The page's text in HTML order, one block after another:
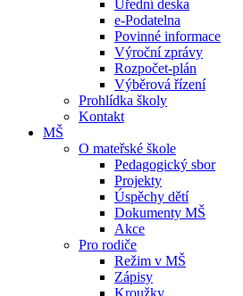
Úřední deska
e-Podatelna
Povinné informace
Výroční zprávy
Rozpočet-plán
Výběrová řízení
Prohlídka školy
Kontakt
MŠ
O mateřské škole
Pedagogický sbor
Projekty
Úspěchy dětí
Dokumenty MŠ
Akce
Pro rodiče
Režim v MŠ
Zápisy
Kroužky